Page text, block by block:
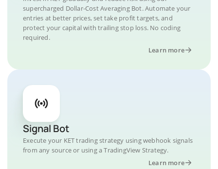
supercharged Dollar-Cost Averaging Bot. Automate your
entries at better prices, set take profit targets, and
protect your capital with trailing stop loss. No coding
required.
Learn more
Signal Bot
Execute your KET trading strategy using webhook signals
from any source or using a TradingView Strategy.
Learn more